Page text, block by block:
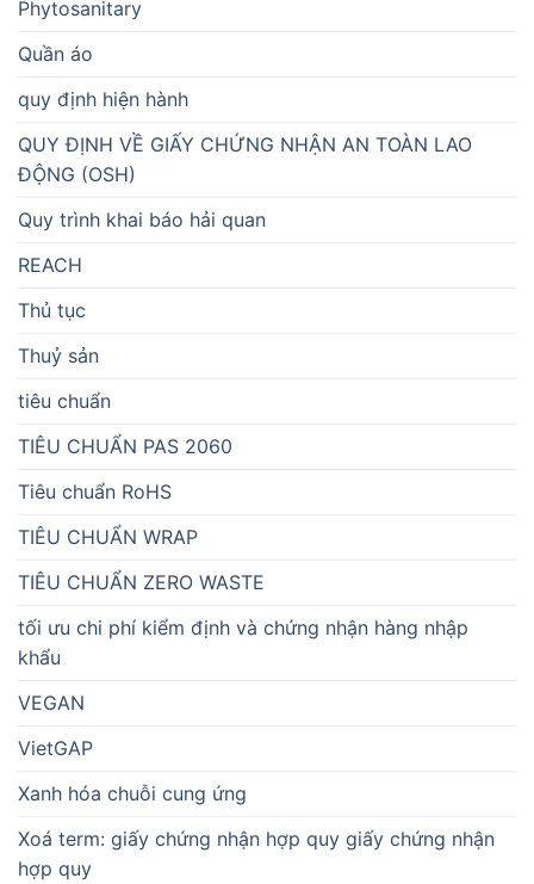
Phytosanitary
Quần áo
quy định hiện hành
QUY ĐỊNH VỀ GIẤY CHỨNG NHẬN AN TOÀN LAO
ĐỘNG (OSH)
Quy trình khai báo hải quan
REACH
Thủ tục
Thuỷ sản
tiêu chuẩn
TIÊU CHUẨN PAS 2060
Tiêu chuẩn RoHS
TIÊU CHUẨN WRAP
TIÊU CHUẨN ZERO WASTE
tối ưu chi phí kiểm định và chứng nhận hàng nhập
khẩu
VEGAN
VietGAP
Xanh hóa chuỗi cung ứng
Xoá term: giấy chứng nhận hợp quy giấy chứng nhận
hợp quy